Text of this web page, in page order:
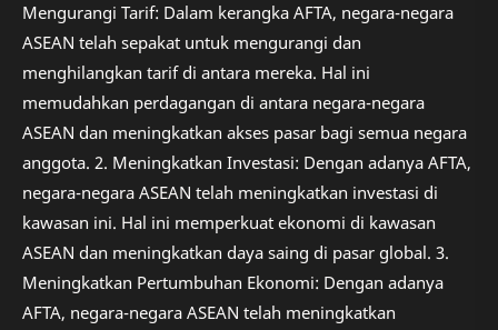
Mengurangi Tarif: Dalam kerangka AFTA, negara-negara
ASEAN telah sepakat untuk mengurangi dan
menghilangkan tarif di antara mereka. Hal ini
memudahkan perdagangan di antara negara-negara
ASEAN dan meningkatkan akses pasar bagi semua negara
anggota. 2. Meningkatkan Investasi: Dengan adanya AFTA,
negara-negara ASEAN telah meningkatkan investasi di
kawasan ini. Hal ini memperkuat ekonomi di kawasan
ASEAN dan meningkatkan daya saing di pasar global. 3.
Meningkatkan Pertumbuhan Ekonomi: Dengan adanya
AFTA, negara-negara ASEAN telah meningkatkan